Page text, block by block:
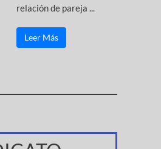
relación de pareja ...
Leer Más